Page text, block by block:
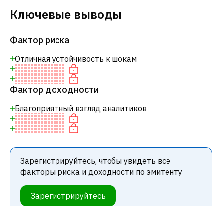
Ключевые выводы
Фактор риска
Отличная устойчивость к шокам
Фактор доходности
Благоприятный взгляд аналитиков
Зарегистрируйтесь, чтобы увидеть все
факторы риска и доходности по эмитенту
Зарегистрируйтесь